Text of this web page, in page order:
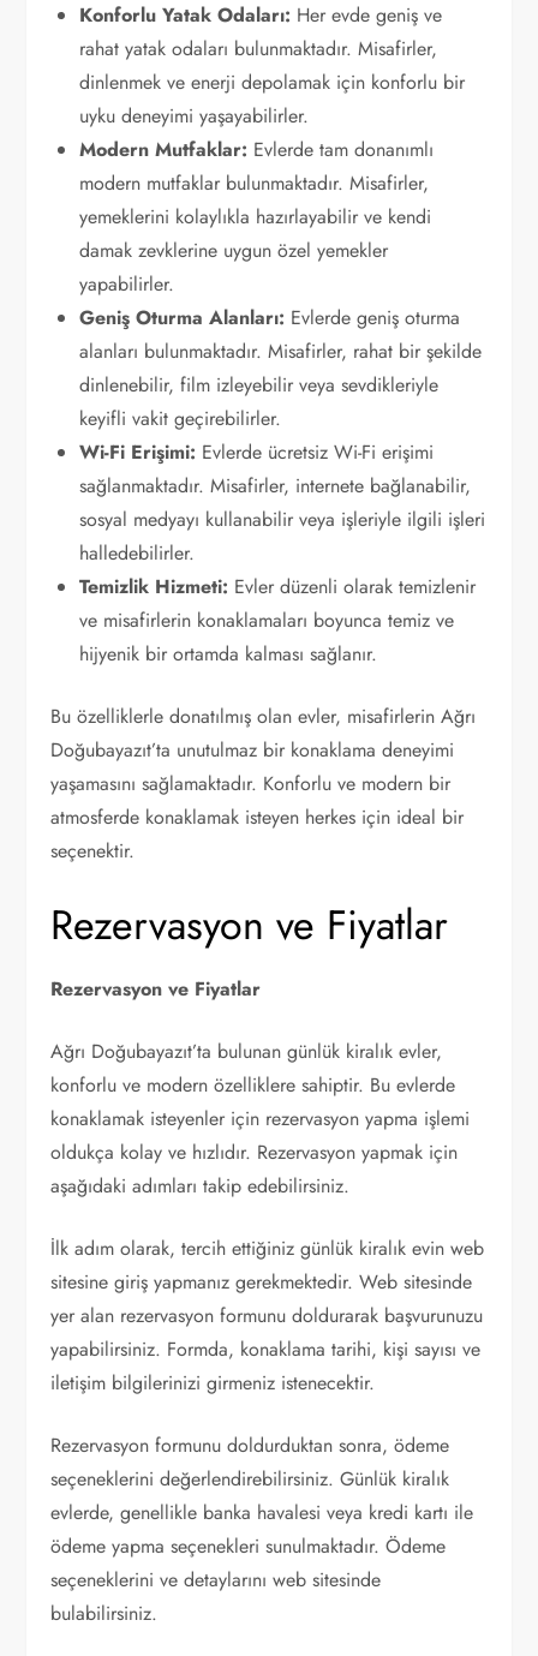
Konforlu Yatak Odaları: Her evde geniş ve
rahat yatak odaları bulunmaktadır. Misafirler,
dinlenmek ve enerji depolamak için konforlu bir
uyku deneyimi yaşayabilirler.
Modern Mutfaklar: Evlerde tam donanımlı
modern mutfaklar bulunmaktadır. Misafirler,
yemeklerini kolaylıkla hazırlayabilir ve kendi
damak zevklerine uygun özel yemekler
yapabilirler.
Geniş Oturma Alanları: Evlerde geniş oturma
alanları bulunmaktadır. Misafirler, rahat bir şekilde
dinlenebilir, film izleyebilir veya sevdikleriyle
keyifli vakit geçirebilirler.
Wi-Fi Erişimi: Evlerde ücretsiz Wi-Fi erişimi
sağlanmaktadır. Misafirler, internete bağlanabilir,
sosyal medyayı kullanabilir veya işleriyle ilgili işleri
halledebilirler.
Temizlik Hizmeti: Evler düzenli olarak temizlenir
ve misafirlerin konaklamaları boyunca temiz ve
hijyenik bir ortamda kalması sağlanır.
Bu özelliklerle donatılmış olan evler, misafirlerin Ağrı
Doğubayazıt’ta unutulmaz bir konaklama deneyimi
yaşamasını sağlamaktadır. Konforlu ve modern bir
atmosferde konaklamak isteyen herkes için ideal bir
seçenektir.
Rezervasyon ve Fiyatlar
Rezervasyon ve Fiyatlar
Ağrı Doğubayazıt’ta bulunan günlük kiralık evler,
konforlu ve modern özelliklere sahiptir. Bu evlerde
konaklamak isteyenler için rezervasyon yapma işlemi
oldukça kolay ve hızlıdır. Rezervasyon yapmak için
aşağıdaki adımları takip edebilirsiniz.
İlk adım olarak, tercih ettiğiniz günlük kiralık evin web
sitesine giriş yapmanız gerekmektedir. Web sitesinde
yer alan rezervasyon formunu doldurarak başvurunuzu
yapabilirsiniz. Formda, konaklama tarihi, kişi sayısı ve
iletişim bilgilerinizi girmeniz istenecektir.
Rezervasyon formunu doldurduktan sonra, ödeme
seçeneklerini değerlendirebilirsiniz. Günlük kiralık
evlerde, genellikle banka havalesi veya kredi kartı ile
ödeme yapma seçenekleri sunulmaktadır. Ödeme
seçeneklerini ve detaylarını web sitesinde
bulabilirsiniz.